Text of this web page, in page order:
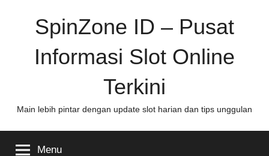
SpinZone ID – Pusat
Informasi Slot Online
Terkini
Main lebih pintar dengan update slot harian dan tips unggulan
Menu